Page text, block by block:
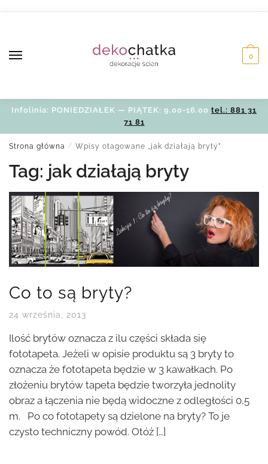
0
Infolinia: PONIEDZIAŁEK — PIĄTEK: 9.00-16.00 tel.: 881 31
71 81
Strona główna / Wpisy otagowane „jak działają bryty”
Tag: jak działają bryty
Co to są bryty?
24 września, 2013
Ilość brytów oznacza z ilu części składa się
fototapeta. Jeżeli w opisie produktu są 3 bryty to
oznacza że fototapeta będzie w 3 kawałkach. Po
złożeniu brytów tapeta będzie tworzyła jednolity
obraz a łączenia nie będą widoczne z odległości 0,5
m. Po co fototapety są dzielone na bryty? To je
czysto techniczny powód. Otóż […]